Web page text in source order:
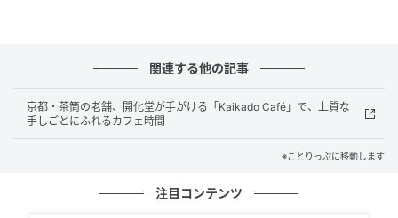
関連する他の記事
京都・茶筒の老舗、開化堂が手がける「Kaikado Café」で、上質な
手しごとにふれるカフェ時間
※ことりっぷに移動します
注目コンテンツ